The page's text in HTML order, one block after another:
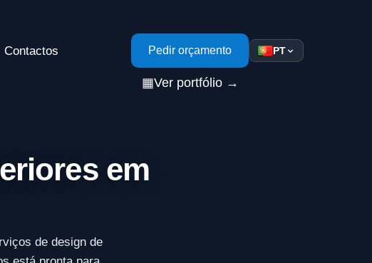
Contactos Pedir orçamento
▦Ver portfólio →
PT
em
de design de